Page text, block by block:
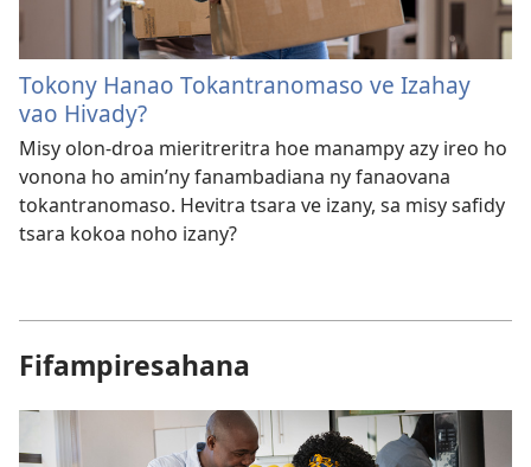
Tokony Hanao Tokantranomaso ve Izahay
vao Hivady?
Misy olon-droa mieritreritra hoe manampy azy ireo ho
vonona ho amin’ny fanambadiana ny fanaovana
tokantranomaso. Hevitra tsara ve izany, sa misy safidy
tsara kokoa noho izany?
Fifampiresahana